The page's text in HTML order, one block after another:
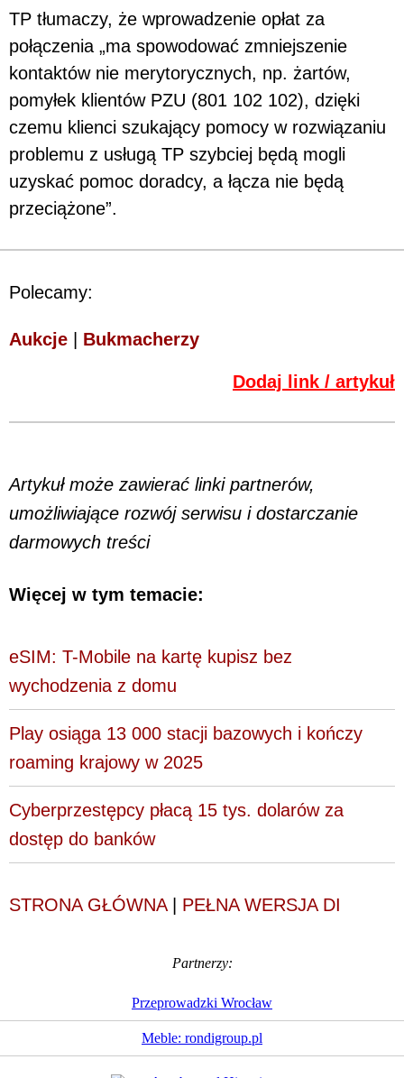
TP tłumaczy, że wprowadzenie opłat za
połączenia „ma spowodować zmniejszenie
kontaktów nie merytorycznych, np. żartów,
pomyłek klientów PZU (801 102 102), dzięki
czemu klienci szukający pomocy w rozwiązaniu
problemu z usługą TP szybciej będą mogli
uzyskać pomoc doradcy, a łącza nie będą
przeciążone”.
Polecamy:
Aukcje | Bukmacherzy
Dodaj link / artykuł
Artykuł może zawierać linki partnerów,
umożliwiające rozwój serwisu i dostarczanie
darmowych treści
Więcej w tym temacie:
eSIM: T-Mobile na kartę kupisz bez
wychodzenia z domu
Play osiąga 13 000 stacji bazowych i kończy
roaming krajowy w 2025
Cyberprzestępcy płacą 15 tys. dolarów za
dostęp do banków
STRONA GŁÓWNA| PEŁNA WERSJA DI
Partnerzy:
Przeprowadzki Wrocław
Meble: rondigroup.pl